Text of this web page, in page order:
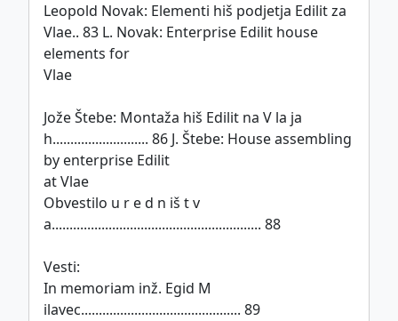
Leopold Novak: Elementi hiš podjetja Edilit za
Vlae.. 83 L. Novak: Enterprise Edilit house
elements for
Vlae
Jože Štebe: Montaža hiš Edilit na V la ja
h........................... 86 J. Štebe: House assembling
by enterprise Edilit
at Vlae
Obvestilo u r e d n iš t v
a........................................................... 88
Vesti:
In memoriam inž. Egid M
ilavec............................................. 89